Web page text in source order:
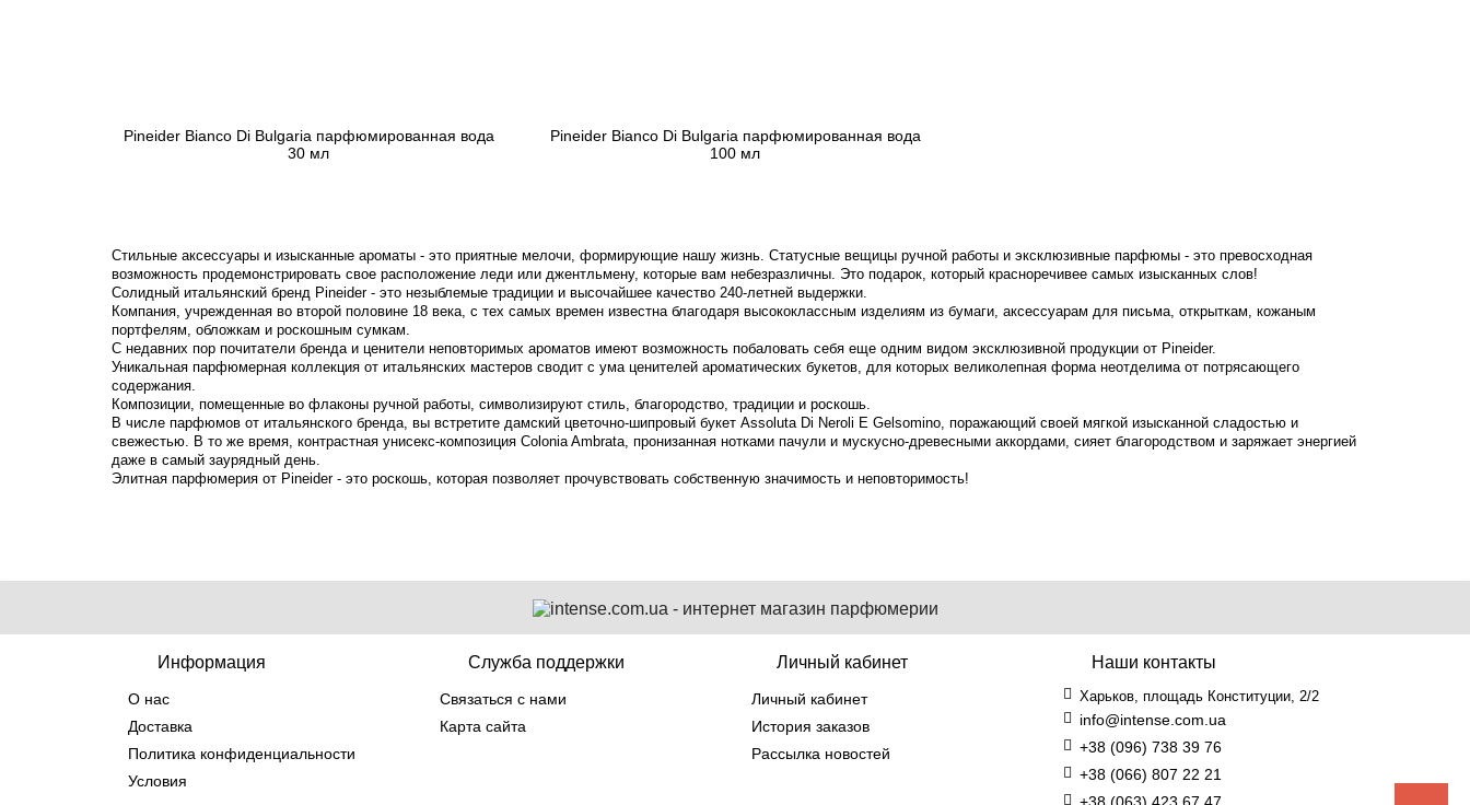
Pineider Bianco Di Bulgaria парфюмированная вода
30 мл
Pineider Bianco Di Bulgaria парфюмированная вода
100 мл
Стильные аксессуары и изысканные ароматы - это приятные мелочи, формирующие нашу жизнь. Статусные вещицы ручной работы и эксклюзивные парфюмы - это превосходная
возможность продемонстрировать свое расположение леди или джентльмену, которые вам небезразличны. Это подарок, который красноречивее самых изысканных слов!
Солидный итальянский бренд Pineider - это незыблемые традиции и высочайшее качество 240-летней выдержки.
Компания, учрежденная во второй половине 18 века, с тех самых времен известна благодаря высококлассным изделиям из бумаги, аксессуарам для письма, открыткам, кожаным
портфелям, обложкам и роскошным сумкам.
С недавних пор почитатели бренда и ценители неповторимых ароматов имеют возможность побаловать себя еще одним видом эксклюзивной продукции от Pineider.
Уникальная парфюмерная коллекция от итальянских мастеров сводит с ума ценителей ароматических букетов, для которых великолепная форма неотделима от потрясающего
содержания.
Композиции, помещенные во флаконы ручной работы, символизируют стиль, благородство, традиции и роскошь.
В числе парфюмов от итальянского бренда, вы встретите дамский цветочно-шипровый букет Assoluta Di Neroli E Gelsomino, поражающий своей мягкой изысканной сладостью и
свежестью. В то же время, контрастная унисекс-композиция Colonia Ambrata, пронизанная нотками пачули и мускусно-древесными аккордами, сияет благородством и заряжает энергией
даже в самый заурядный день.
Элитная парфюмерия от Pineider - это роскошь, которая позволяет прочувствовать собственную значимость и неповторимость!
Информация
О нас
Доставка
Политика конфиденциальности
Условия
Служба поддержки
Связаться с нами
Карта сайта
Личный кабинет
Личный кабинет
История заказов
Рассылка новостей
Наши контакты
Харьков, площадь Конституции, 2/2
info@intense.com.ua
+38 (096) 738 39 76
+38 (066) 807 22 21